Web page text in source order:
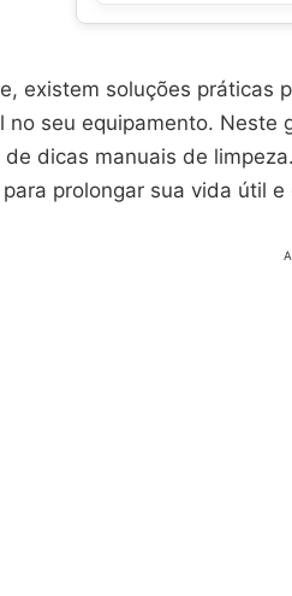
existem soluções práticas
no seu equipamento. Neste
de dicas manuais de
prolongar sua vida útil